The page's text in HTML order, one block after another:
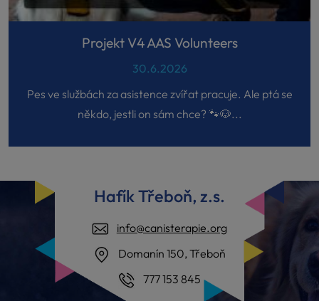
Projekt V4 AAS Volunteers
30.6.2026
Pes ve službách za asistence zvířat pracuje. Ale ptá se
někdo, jestli on sám chce? 🐾🐶...
Hafík Třeboň, z.s.
info@canisterapie.org
Domanín 150, Třeboň
777 153 845